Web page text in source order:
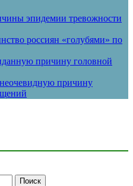
эпидемии тревожности
россиян «голубями» по
причину головной
неочевидную причину